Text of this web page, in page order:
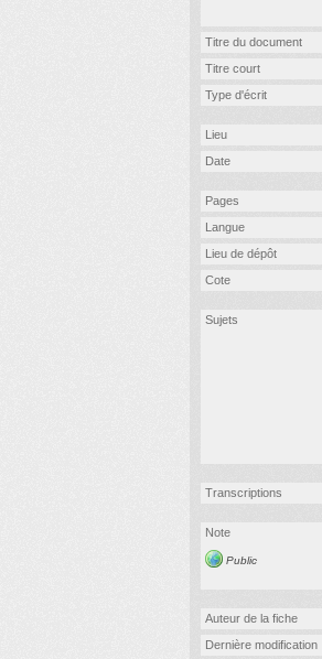
Titre du document
Titre court
Type d'écrit
Lieu
Date
Pages
Langue
Lieu de dépôt
Cote
Sujets
Transcriptions
Note
Public
Auteur de la fiche
Dernière modification